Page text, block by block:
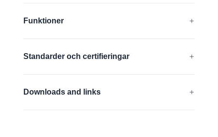
GRIPtech®, HandCare
Funktioner
Standarder och certifieringar
Ta reda på mer
Downloads and links